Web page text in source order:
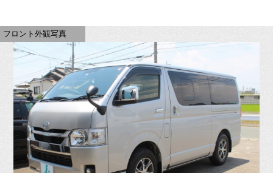
フロント外観写真